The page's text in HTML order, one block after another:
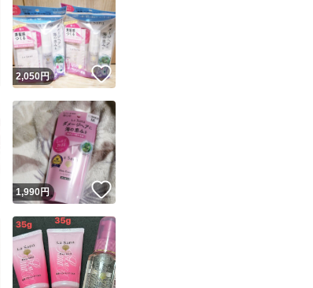
このユーザーは設定した発送日数内に発送しています
いいね！
2,050円 いいね！
いいね！
1,990円 いいね！